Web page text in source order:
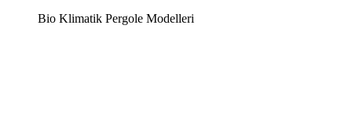
Bio Klimatik Pergole Modelleri